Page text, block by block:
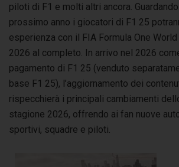
piloti di F1 e molti altri ancora.
prossimo anno i giocatori di F1 25
esperienza con il FIA Formula One
2026 al completo. In arrivo nel 2026
pagamento di F1 25 (venduto
base F1 25), l’aggiornamento dei
rispecchierà i principali cambiamenti
stagione 2026, offrendo ai fan nuove
sportivi, squadre e piloti.